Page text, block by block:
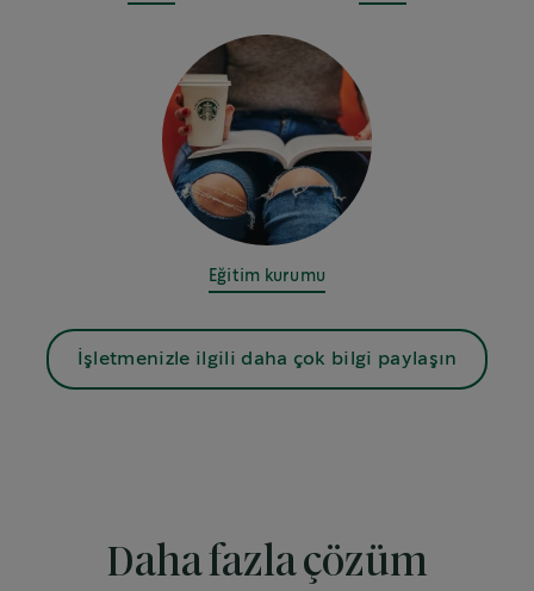
Eğitim kurumu
İşletmenizle ilgili daha çok bilgi paylaşın
Daha fazla çözüm